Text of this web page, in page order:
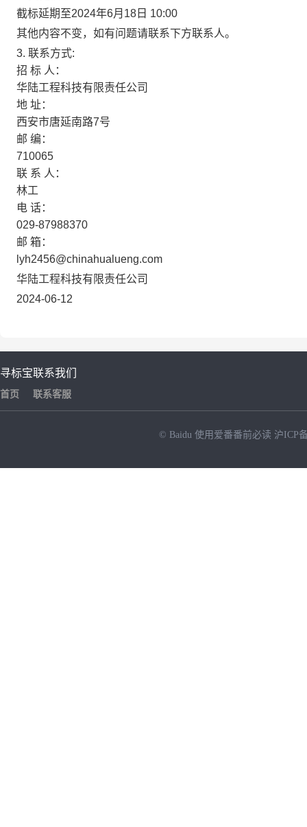
截标延期至2024年6月18日 10:00
其他内容不变，如有问题请联系下方联系人。
3. 联系方式:
招 标 人：
华陆工程科技有限责任公司
地 址：
西安市唐延南路7号
邮 编：
710065
联 系 人：
林工
电 话：
029-87988370
邮 箱：
lyh2456@chinahualueng.com
华陆工程科技有限责任公司
2024-06-12
寻标宝
首页
联系我们
联系客服
© Baidu 使用爱番番前必读 沪ICP